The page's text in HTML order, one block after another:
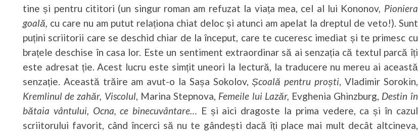
tine și pentru cititori (un singur roman am refuzat la viața mea, cel al lui Kononov, Pioniera
goală, cu care nu am putut relaționa chiat deloc și atunci am apelat la dreptul de veto!). Sunt
puțini scriitorii care se deschid chiar de la început, care te cuceresc imediat și te primesc cu
brațele deschise în casa lor. Este un sentiment extraordinar să ai senzația că textul parcă îți
este adresat ție. Acest lucru este simțit uneori la lectură, la traducere nu mereu ai această
senzație. Această trăire am avut-o la Sașa Sokolov,Școală pentru proști, Vladimir Sorokin,
Kremlinul de zahăr, Viscolul, Marina Stepnova, Femeile lui Lazăr, Evghenia Ghinzburg, Destin în
bătaia vântului, Ocna, ce binecuvântare… E și aici dragoste la prima vedere, ca și în cazul
scriitorului favorit, când încerci să nu te gândești dacă îți place mai mult decât altcineva,